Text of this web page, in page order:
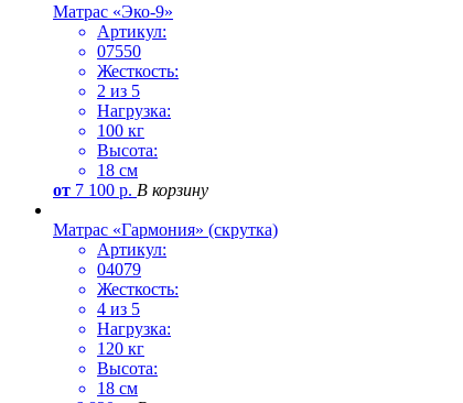
Матрас «Эко-9»
Артикул:
07550
Жесткость:
2 из 5
Нагрузка:
100 кг
Высота:
18 см
от 7 100 р. В корзину
Матрас «Гармония» (скрутка)
Артикул:
04079
Жесткость:
4 из 5
Нагрузка:
120 кг
Высота:
18 см